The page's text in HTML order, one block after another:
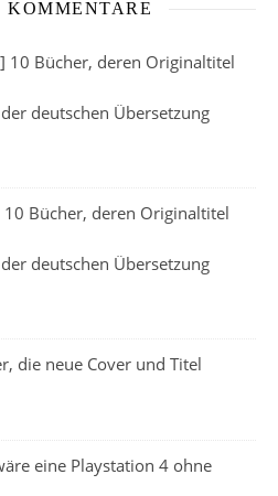
KOMMENTARE
10 Bücher, deren Originaltitel
deutschen Übersetzung
Bücher, deren Originaltitel
deutschen Übersetzung
die neue Cover und Titel
eine Playstation 4 ohne